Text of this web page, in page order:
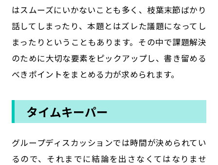
はスムーズにいかないことも多く、枝葉末節ばかり
話してしまったり、本題とはズレた議題になってし
まったりということもあります。その中で課題解決
のために大切な要素をピックアップし、書き留める
べきポイントをまとめる力が求められます。
タイムキーパー
グループディスカッションでは時間が決められてい
るので、それまでに結論を出さなくてはなりませ